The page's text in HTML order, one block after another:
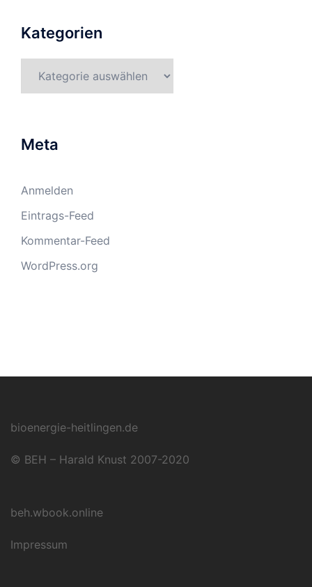
Kategorien
Meta
Anmelden
Eintrags-Feed
Kommentar-Feed
WordPress.org
bioenergie-heitlingen.de
© BEH – Harald Knust 2007-2020
beh.wbook.online
Impressum